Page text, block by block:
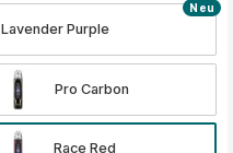
Lavender Purple
Neu
Pro Carbon
Race Red